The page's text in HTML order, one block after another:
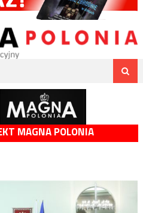
MAGNA POLONIA